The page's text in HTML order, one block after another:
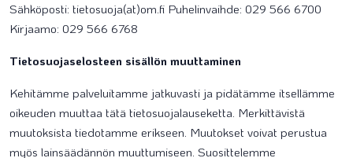
Sähköposti: tietosuoja(at)om.fi Puhelinvaihde: 029 566 6700
Kirjaamo: 029 566 6768
Tietosuojaselosteen sisällön muuttaminen
Kehitämme palveluitamme jatkuvasti ja pidätämme itsellämme
oikeuden muuttaa tätä tietosuojalauseketta. Merkittävistä
muutoksista tiedotamme erikseen. Muutokset voivat perustua
myös lainsäädännön muuttumiseen. Suosittelemme